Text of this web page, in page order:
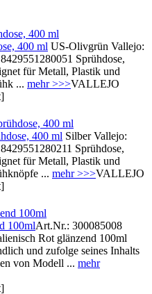
400 ml US-Olivgrün Vallejo:
Sprühdose,
für Metall, Plastik und
... mehr >>>VALLEJO
400 ml Silber Vallejo:
Sprühdose,
für Metall, Plastik und
... mehr >>>VALLEJO
100mlArt.Nr.: 300085008
Rot glänzend 100ml
und zufolge seines Inhalts
von Modell ... mehr